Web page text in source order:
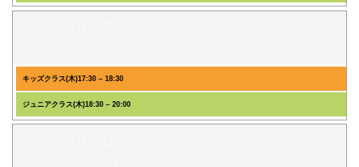
キッズクラス(木)17:30 – 18:30
ジュニアクラス(木)18:30 – 20:00